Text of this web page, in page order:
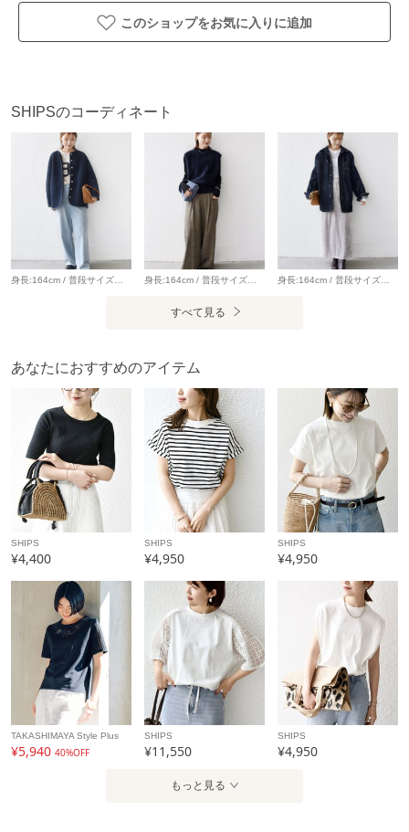
なったり、ひび割れが生じたり、脱落したりしてきます。
※プリント部への過度な摩擦はお避けください。
て見える場合があります。商品の色味は、スタジオでの詳細
画像をご参照ください。
※末永く愛用頂く為に、アテンションタグ・洗濯ネームを必
ずご確認の上、着用又はお取り扱い下さい。
※画像の商品はサンプルです。
実際の商品と仕様、加工、サイズが若干異なる場合がござい
ます。
配送料
全国一律715円（税込）
（税込5,000円以上ご購入で送料無料）
商品コード 722310072
性別タイプ レディース
カテゴリ トップス Tシャツ
素材 コットン100%
製造国 詳細は下記よりお問い合わせください
ギフト 可
このショップをお気に入りに追加
SHIPSのコーディネート
すべて見る
あなたにおすすめのアイテム
SHIPS
¥4,400
SHIPS
¥4,950
SHIPS
¥4,950
TAKASHIMAYA Style Plus
¥5,940 40%OFF
SHIPS
¥11,550
SHIPS
¥4,950
もっと見る